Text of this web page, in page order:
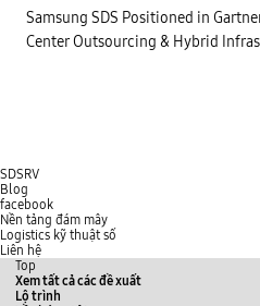
Samsung SDS Positioned in
Center Outsourcing & Hybrid
SDSRV
Blog
facebook
Nền tảng đám mây
Logistics kỹ thuật số
Liên hệ
Top
Xem tất cả các đề xuất
Lộ trình